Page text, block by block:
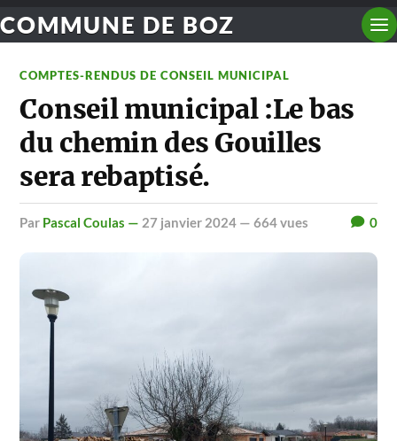
COMMUNE DE BOZ
COMPTES-RENDUS DE CONSEIL MUNICIPAL
Conseil municipal :Le bas
du chemin des Gouilles
sera rebaptisé.
par Pascal Coulas — 27 janvier 2024 — 664 vues 0